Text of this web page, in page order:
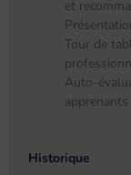
et
Tour de
Auto-
Historique